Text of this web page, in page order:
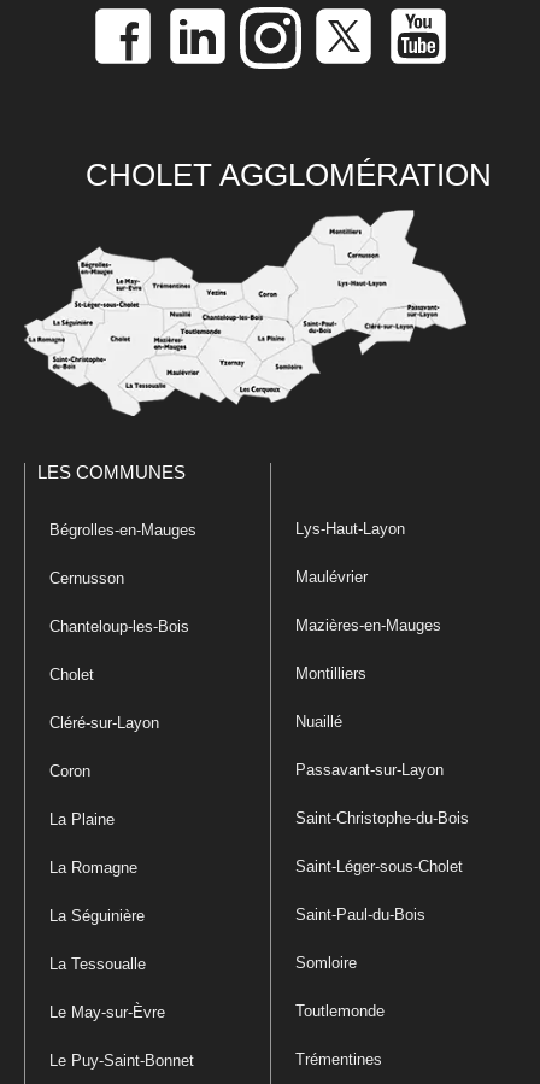
CHOLET AGGLOMÉRATION
LES COMMUNES
Bégrolles-en-Mauges
Cernusson
Chanteloup-les-Bois
Cholet
Cléré-sur-Layon
Coron
La Plaine
La Romagne
La Séguinière
La Tessoualle
Le May-sur-Èvre
Le Puy-Saint-Bonnet
Lys-Haut-Layon
Maulévrier
Mazières-en-Mauges
Montilliers
Nuaillé
Passavant-sur-Layon
Saint-Christophe-du-Bois
Saint-Léger-sous-Cholet
Saint-Paul-du-Bois
Somloire
Toutlemonde
Trémentines